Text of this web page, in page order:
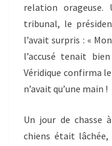
relation orageuse.
tribunal, le
l’avait surpris : «
l’accusé tenait
Véridique confirma
n’avait qu’une main !
Un jour de chasse
chiens était lâchée,